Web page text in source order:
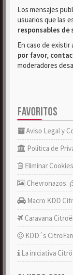
Los mensajes
usuarios que las
responsables de
En caso de
por favor,
moderadores
FAVORITOS
Aviso Legal y
Política de
Eliminar Cookies
Chevronazos:
Macro KDD
Caravana
KDD´s
La iniciativa